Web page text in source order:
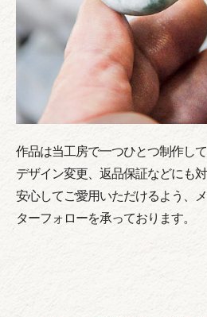
作品は当工房で一つひとつ制作し
デザイン変更、返品保証などにも
安心してご愛用いただけるよう、
ターフォローを承っております。